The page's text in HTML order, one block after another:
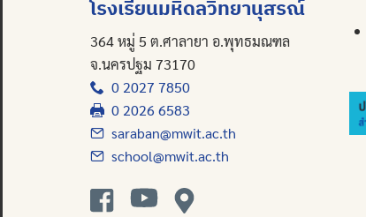
โรงเรียนมหิดลวิทยานุสรณ์
364 หมู่ 5 ต.ศาลายา อ.พุทธมณฑล
จ.นครปฐม 73170
0 2027 7850
0 2026 6583
saraban@mwit.ac.th
school@mwit.ac.th